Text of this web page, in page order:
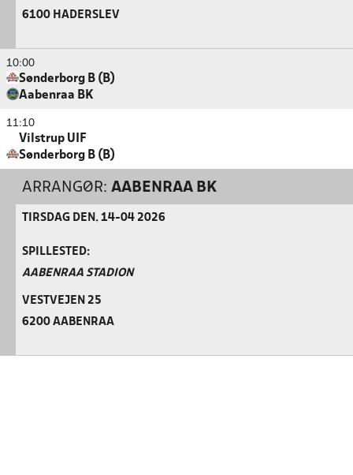
6100 HADERSLEV
10:00
Sønderborg B (B)
Aabenraa BK
11:10
Vilstrup UIF
Sønderborg B (B)
ARRANGØR: AABENRAA BK
TIRSDAG DEN. 14-04 2026
SPILLESTED:
AABENRAA STADION
VESTVEJEN 25
6200 AABENRAA